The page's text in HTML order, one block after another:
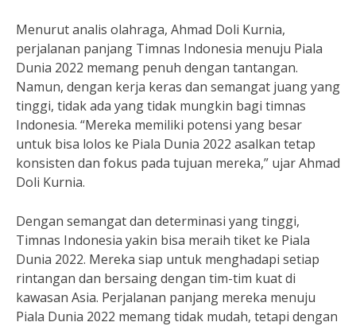
Menurut analis olahraga, Ahmad Doli Kurnia,
perjalanan panjang Timnas Indonesia menuju Piala
Dunia 2022 memang penuh dengan tantangan.
Namun, dengan kerja keras dan semangat juang yang
tinggi, tidak ada yang tidak mungkin bagi timnas
Indonesia. “Mereka memiliki potensi yang besar
untuk bisa lolos ke Piala Dunia 2022 asalkan tetap
konsisten dan fokus pada tujuan mereka,” ujar Ahmad
Doli Kurnia.
Dengan semangat dan determinasi yang tinggi,
Timnas Indonesia yakin bisa meraih tiket ke Piala
Dunia 2022. Mereka siap untuk menghadapi setiap
rintangan dan bersaing dengan tim-tim kuat di
kawasan Asia. Perjalanan panjang mereka menuju
Piala Dunia 2022 memang tidak mudah, tetapi dengan